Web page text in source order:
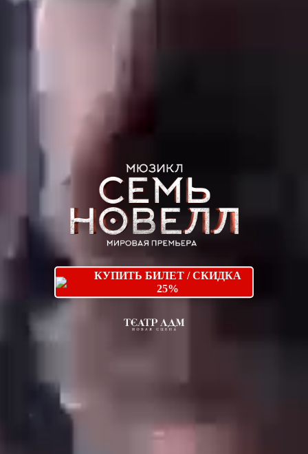
КУПИТЬ БИЛЕТ / СКИДКА
25%